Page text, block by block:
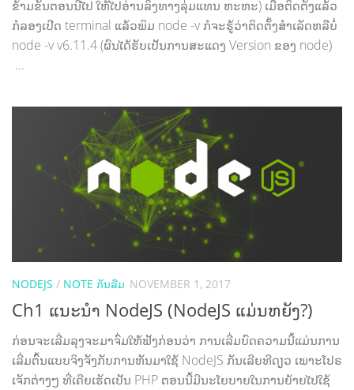
ຂ້າມຂັ້ນຕອນນີ້ໄປ ໃຫ້ໄປອ່ານລິ້ງທາງລຸ່ມແທນ ຫະຫະ) ເມື່ອ​ຕິດ​ຕັ້ງ​ແລ້ວ​
ກໍ​ລອງເປີດ terminal ແລ້ວ​ພິມ node -v ກໍ​ຈະ​ຮູ້​ວ່າ​ຕິດ​ຕັ້ງ​ສຳ​ເລັດ​ຫລື​ບໍ່
node -v v6.11.4 (ຜົນໄດ້ຮັບເປັນການສະແດງ Version ຂອງ node)
...
NODEJS / NOTE ກັນລືມ NOVEMBER 1, 2017
Ch1 ແນະ​ນຳ NodeJS (NodeJS ແມ່ນຫຍັງ?)
ກ່ອນຈະເລີ່ມລຸງຈະມາຈົ່ມໃຫ້ຟັງກ່ອນວ່າ ການເລີ່ມບົດຄວາມນີ້ແມ່ນການ
ເລີ່ມຕົ້ນແບບຈິງຈັງກັບການຫັນມາໃຊ້ NodeJS ກັນເລີຍທີດຽວ ເພາະໂປຣ
ເຈັກຕ່າງໆ ທີ່ເຄີຍເຮັດເປັນ PHP ຕອນນີ້ມີນະໂຍບາຍໃນການຍ້າຍໄປໃຊ້